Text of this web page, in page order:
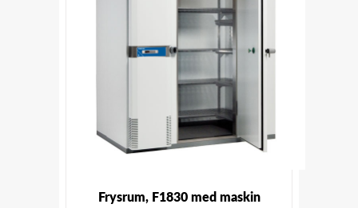
Frysrum, F1830 med maskin